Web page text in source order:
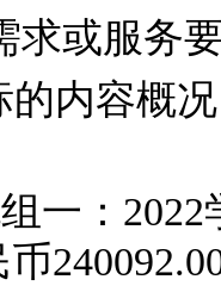
求或服务
的内容概
一：
币240092